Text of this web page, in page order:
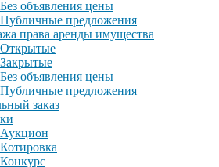
Без объявления цены
Публичные предложения
права аренды имущества
Открытые
Закрытые
Без объявления цены
Публичные предложения
заказ
Аукцион
Котировка
Конкурс